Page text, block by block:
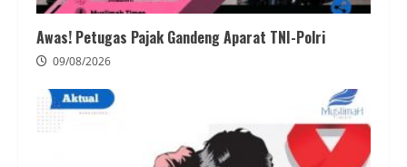
Awas! Petugas Pajak Gandeng Aparat TNI-Polri
09/08/2026